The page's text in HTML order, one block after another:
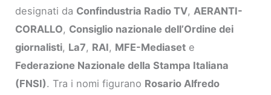
designati da Confindustria Radio TV,AERANTI-
CORALLO, Consiglio nazionale dell’Ordine dei
giornalisti, La7, RAI, MFE-Mediaset e
Federazione Nazionale della Stampa Italiana
(FNSI). Tra i nomi figurano Rosario Alfredo